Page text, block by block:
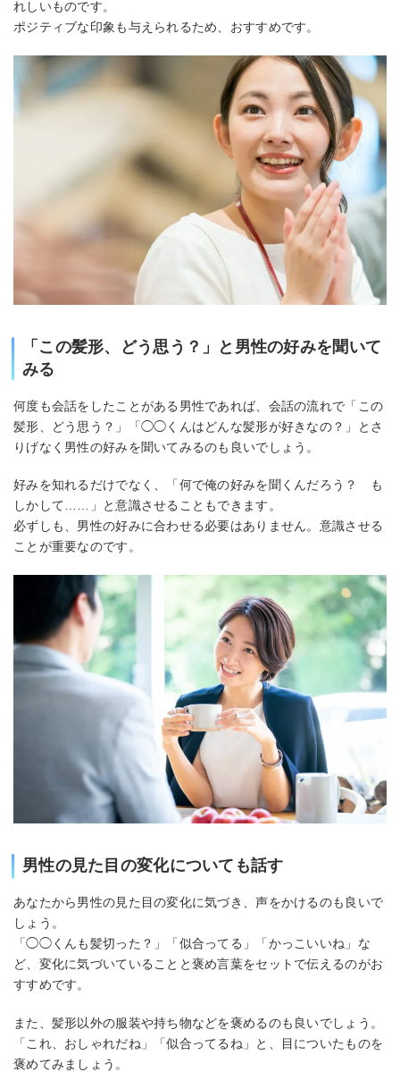
れしいものです。
ポジティブな印象も与えられるため、おすすめです。
「この髪形、どう思う？」と男性の好みを聞いて
みる
何度も会話をしたことがある男性であれば、会話の流れで「この
髪形、どう思う？」「◯◯くんはどんな髪形が好きなの？」とさ
りげなく男性の好みを聞いてみるのも良いでしょう。
好みを知れるだけでなく、「何で俺の好みを聞くんだろう？ も
しかして……」と意識させることもできます。
必ずしも、男性の好みに合わせる必要はありません。意識させる
ことが重要なのです。
男性の見た目の変化についても話す
あなたから男性の見た目の変化に気づき、声をかけるのも良いで
しょう。
「◯◯くんも髪切った？」「似合ってる」「かっこいいね」な
ど、変化に気づいていることと褒め言葉をセットで伝えるのがお
すすめです。
また、髪形以外の服装や持ち物などを褒めるのも良いでしょう。
「これ、おしゃれだね」「似合ってるね」と、目についたものを
褒めてみましょう。